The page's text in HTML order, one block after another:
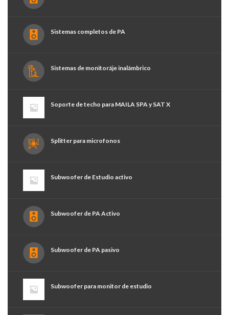
Sistemas completos de PA
Sistemas de monitoráje inalámbrico
Soporte de techo para MAILA SPA y SAT X
Splitter para microfonos
Subwoofer de Estudio activo
Subwoofer de PA Activo
Subwoofer de PA pasivo
Subwoofer para monitor de estudio